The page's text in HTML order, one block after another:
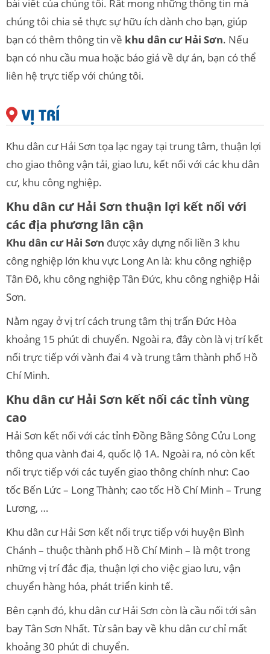
bài viết của chúng tôi. Rất mong những thông tin mà
chúng tôi chia sẻ thực sự hữu ích dành cho bạn, giúp
bạn có thêm thông tin về khu dân cư Hải Sơn. Nếu
bạn có nhu cầu mua hoặc báo giá về dự án, bạn có thể
liên hệ trực tiếp với chúng tôi.
VỊ TRÍ
Khu dân cư Hải Sơn tọa lạc ngay tại trung tâm, thuận lợi
cho giao thông vận tải, giao lưu, kết nối với các khu dân
cư, khu công nghiệp.
Khu dân cư Hải Sơn thuận lợi kết nối với
các địa phương lân cận
Khu dân cư Hải Sơn được xây dựng nối liền 3 khu
công nghiệp lớn khu vực Long An là: khu công nghiệp
Tân Đô, khu công nghiệp Tân Đức, khu công nghiệp Hải
Sơn.
Nằm ngay ở vị trí cách trung tâm thị trấn Đức Hòa
khoảng 15 phút di chuyển. Ngoài ra, đây còn là vị trí kết
nối trực tiếp với vành đai 4 và trung tâm thành phố Hồ
Chí Minh.
Khu dân cư Hải Sơn kết nối các tỉnh vùng
cao
Hải Sơn kết nối với các tỉnh Đồng Bằng Sông Cửu Long
thông qua vành đai 4, quốc lộ 1A. Ngoài ra, nó còn kết
nối trực tiếp với các tuyến giao thông chính như: Cao
tốc Bến Lức – Long Thành; cao tốc Hồ Chí Minh – Trung
Lương, …
Khu dân cư Hải Sơn kết nối trực tiếp với huyện Bình
Chánh – thuộc thành phố Hồ Chí Minh – là một trong
những vị trí đắc địa, thuận lợi cho việc giao lưu, vận
chuyển hàng hóa, phát triển kinh tế.
Bên cạnh đó, khu dân cư Hải Sơn còn là cầu nối tới sân
bay Tân Sơn Nhất. Từ sân bay về khu dân cư chỉ mất
khoảng 30 phút di chuyển.